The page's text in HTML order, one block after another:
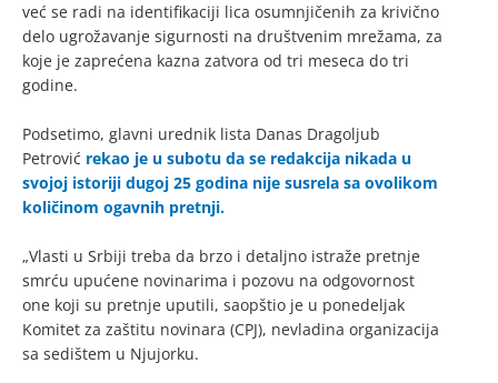
već se radi na identifikaciji lica osumnjičenih za krivično
delo ugrožavanje sigurnosti na društvenim mrežama, za
koje je zaprećena kazna zatvora od tri meseca do tri
godine.
Podsetimo, glavni urednik lista Danas Dragoljub
Petrović rekao je u subotu da se redakcija nikada u
svojoj istoriji dugoj 25 godina nije susrela sa ovolikom
količinom ogavnih pretnji.
„Vlasti u Srbiji treba da brzo i detaljno istraže pretnje
smrću upućene novinarima i pozovu na odgovornost
one koji su pretnje uputili, saopštio je u ponedeljak
Komitet za zaštitu novinara (CPJ), nevladina organizacija
sa sedištem u Njujorku.